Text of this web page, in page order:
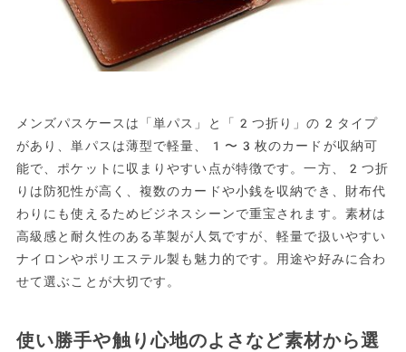
メンズパスケースは「単パス」と「2つ折り」の2タイプ
があり、単パスは薄型で軽量、1〜3枚のカードが収納可
能で、ポケットに収まりやすい点が特徴です。一方、2つ折
りは防犯性が高く、複数のカードや小銭を収納でき、財布代
わりにも使えるためビジネスシーンで重宝されます。素材は
高級感と耐久性のある革製が人気ですが、軽量で扱いやすい
ナイロンやポリエステル製も魅力的です。用途や好みに合わ
せて選ぶことが大切です。
使い勝手や触り心地のよさなど素材から選